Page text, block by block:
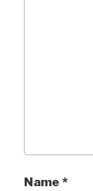
Name *